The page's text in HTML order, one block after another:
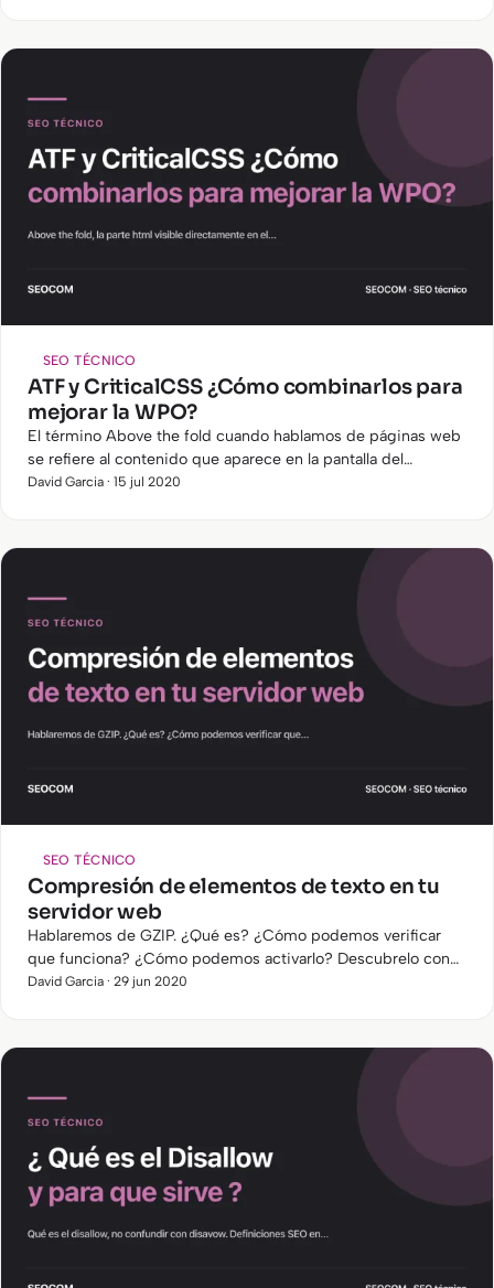
SEO TÉCNICO
ATF y CriticalCSS ¿Cómo combinarlos para
mejorar la WPO?
El término Above the fold cuando hablamos de páginas web
se refiere al contenido que aparece en la pantalla del
dispositivo que use el cliente al visitar nuestra página.
David Garcia · 15 jul 2020
SEO TÉCNICO
Compresión de elementos de texto en tu
servidor web
Hablaremos de GZIP. ¿Qué es? ¿Cómo podemos verificar
que funciona? ¿Cómo podemos activarlo? Descubrelo con
SEOCOM.
David Garcia · 29 jun 2020